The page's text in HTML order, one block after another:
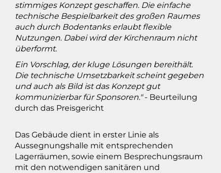
stimmiges Konzept geschaffen. Die einfache
technische Bespielbarkeit des großen Raumes
auch durch Bodentanks erlaubt flexible
Nutzungen. Dabei wird der Kirchenraum nicht
überformt.
Ein Vorschlag, der kluge Lösungen bereithält.
Die technische Umsetzbarkeit scheint gegeben
und auch als Bild ist das Konzept gut
kommunizierbar für Sponsoren."- Beurteilung
durch das Preisgericht
Das Gebäude dient in erster Linie als
Aussegnungshalle mit entsprechenden
Lagerräumen, sowie einem Besprechungsraum
mit den notwendigen sanitären und